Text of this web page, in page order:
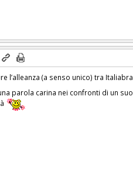
l’alleanza (a senso unico) tra
parola carina nei confronti di un